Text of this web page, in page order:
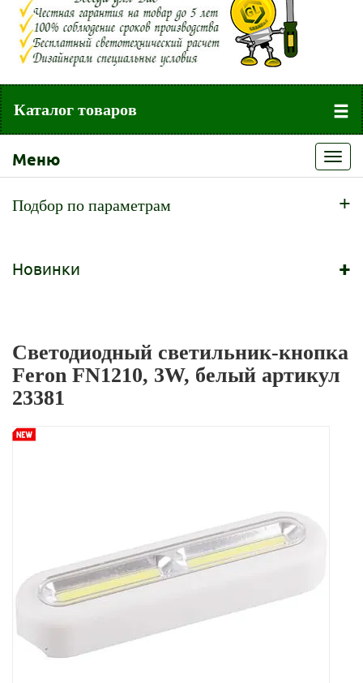
Каталог товаров
Меню
Подбор по параметрам +
Новинки +
Светодиодный светильник-кнопка
Feron FN1210, 3W, белый артикул
23381